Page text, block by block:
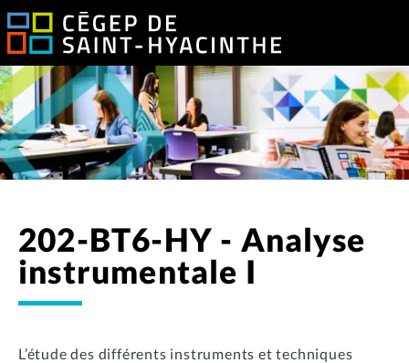
202-BT6-HY - Analyse
instrumentale I
L’étude des différents instruments et techniques